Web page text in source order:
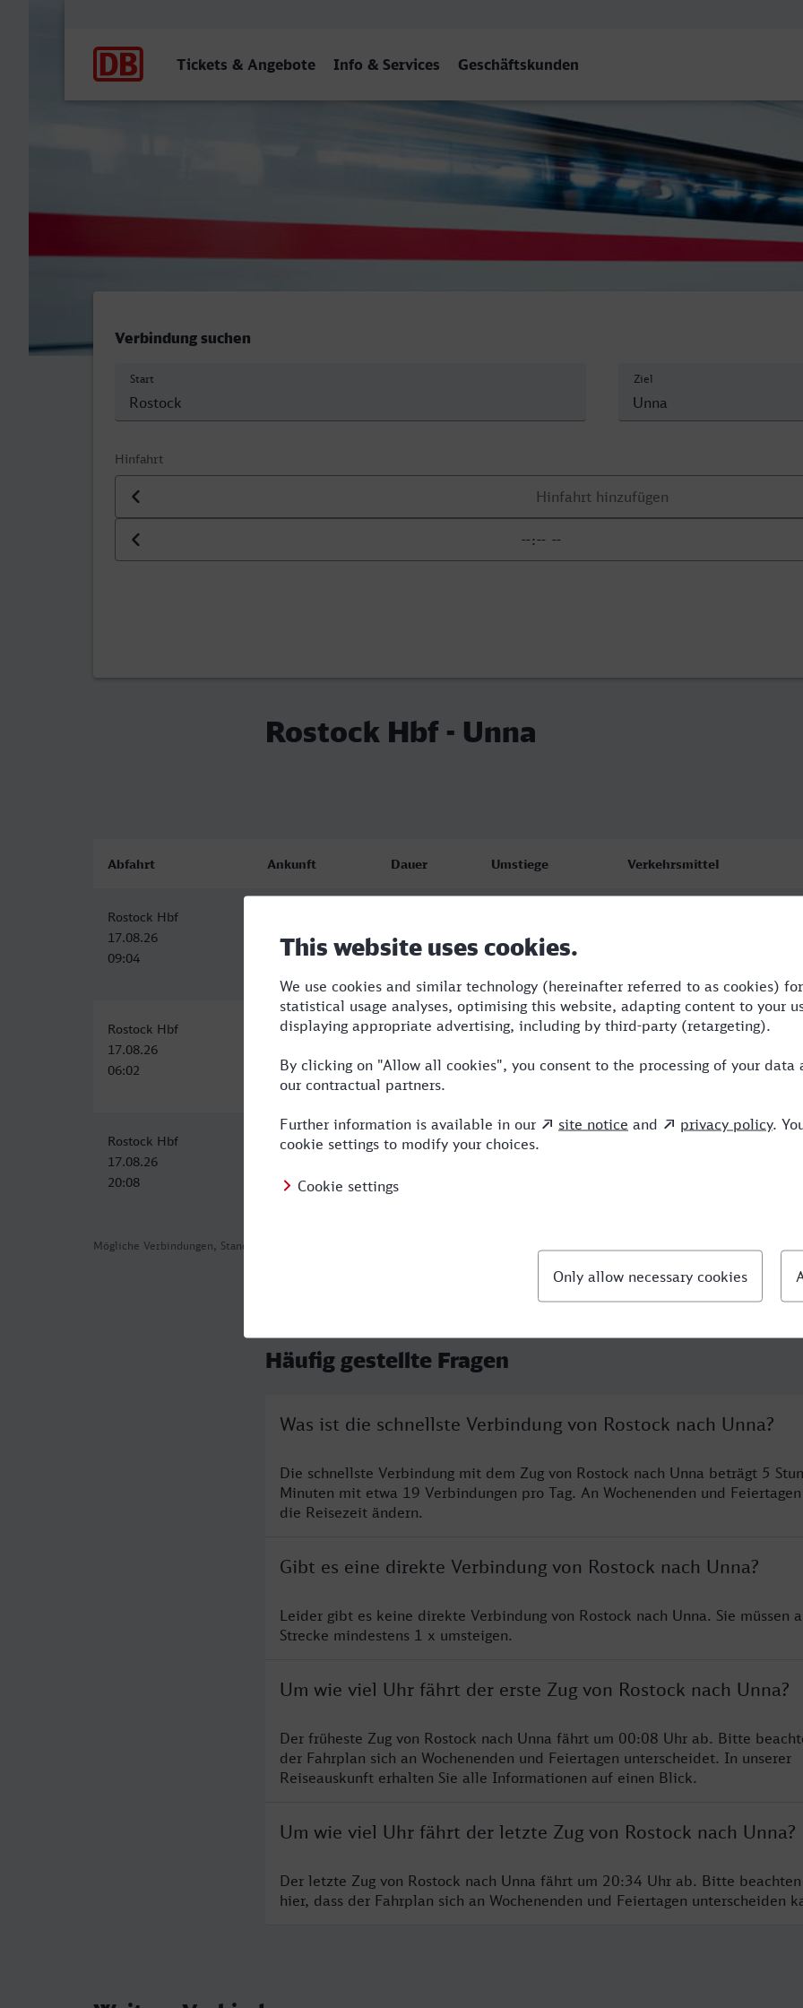
Tickets & Angebote Info & Services Geschäftskunden
Verbindung suchen
Start Ziel
Hinfahrt
Datum der Hinfahrt
Uhrzeit der Hinfahrt
Rostock Hbf - Unna
Mögliche Verbindungen, Stand: 2026-08-03 14:56
Abfahrt Ankunft Dauer Umstiege Verkehrsmittel
Rostock Hbf
17.08.26
09:04
17.08.26
14:13
Rostock Hbf
17.08.26
06:02
Unna
12:13
6:11 2 ICE,NX
Rostock Hbf
17.08.26
20:08
Unna
05:11
9:03 2
Häufig gestellte Fragen
Was ist die schnellste Verbindung von Rostock nach Unna?
Die schnellste Verbindung mit dem Zug von Rostock nach Unna beträgt 5
Minuten mit etwa 19 Verbindungen pro Tag. An Wochenenden und
die Reisezeit ändern.
Gibt es eine direkte Verbindung von Rostock nach Unna?
Leider gibt es keine direkte Verbindung von Rostock nach Unna. Sie müssen
Strecke mindestens 1 x umsteigen.
Um wie viel Uhr fährt der erste Zug von Rostock nach Unna?
Der früheste Zug von Rostock nach Unna fährt um 00:08 Uhr ab. Bitte
der Fahrplan sich an Wochenenden und Feiertagen unterscheidet. In unserer
Reiseauskunft erhalten Sie alle Informationen auf einen Blick.
Um wie viel Uhr fährt der letzte Zug von Rostock nach Unna?
Der letzte Zug von Rostock nach Unna fährt um 20:34 Uhr ab. Bitte beachten
hier, dass der Fahrplan sich an Wochenenden und Feiertagen unterscheiden